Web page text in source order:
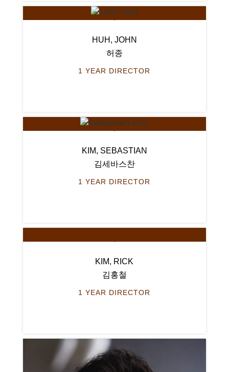
HUH, JOHN
허종
1 YEAR DIRECTOR
KIM, SEBASTIAN
김세바스찬
1 YEAR DIRECTOR
KIM, RICK
김홍철
1 YEAR DIRECTOR